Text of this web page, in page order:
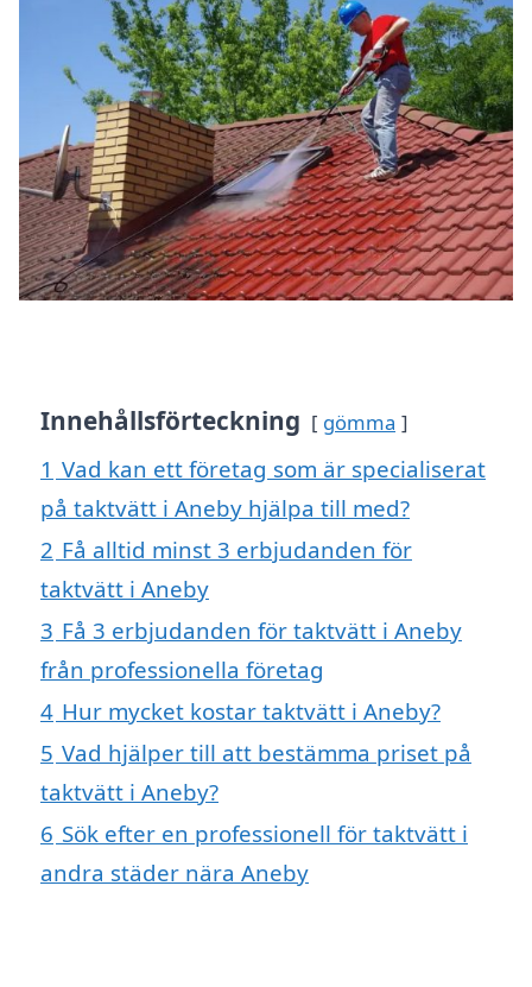
Innehållsförteckning gömma
1 Vad kan ett företag som är specialiserat
på taktvätt i Aneby hjälpa till med?
2 Få alltid minst 3 erbjudanden för
taktvätt i Aneby
3 Få 3 erbjudanden för taktvätt i Aneby
från professionella företag
4 Hur mycket kostar taktvätt i Aneby?
5 Vad hjälper till att bestämma priset på
taktvätt i Aneby?
6 Sök efter en professionell för taktvätt i
andra städer nära Aneby